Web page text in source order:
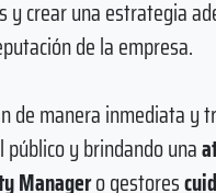
crear una estrategia
de la empresa.
de manera inmediata y
y brindando una
Managero gestores